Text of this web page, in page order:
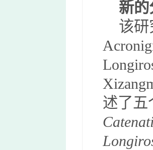
新的
该研
述了五